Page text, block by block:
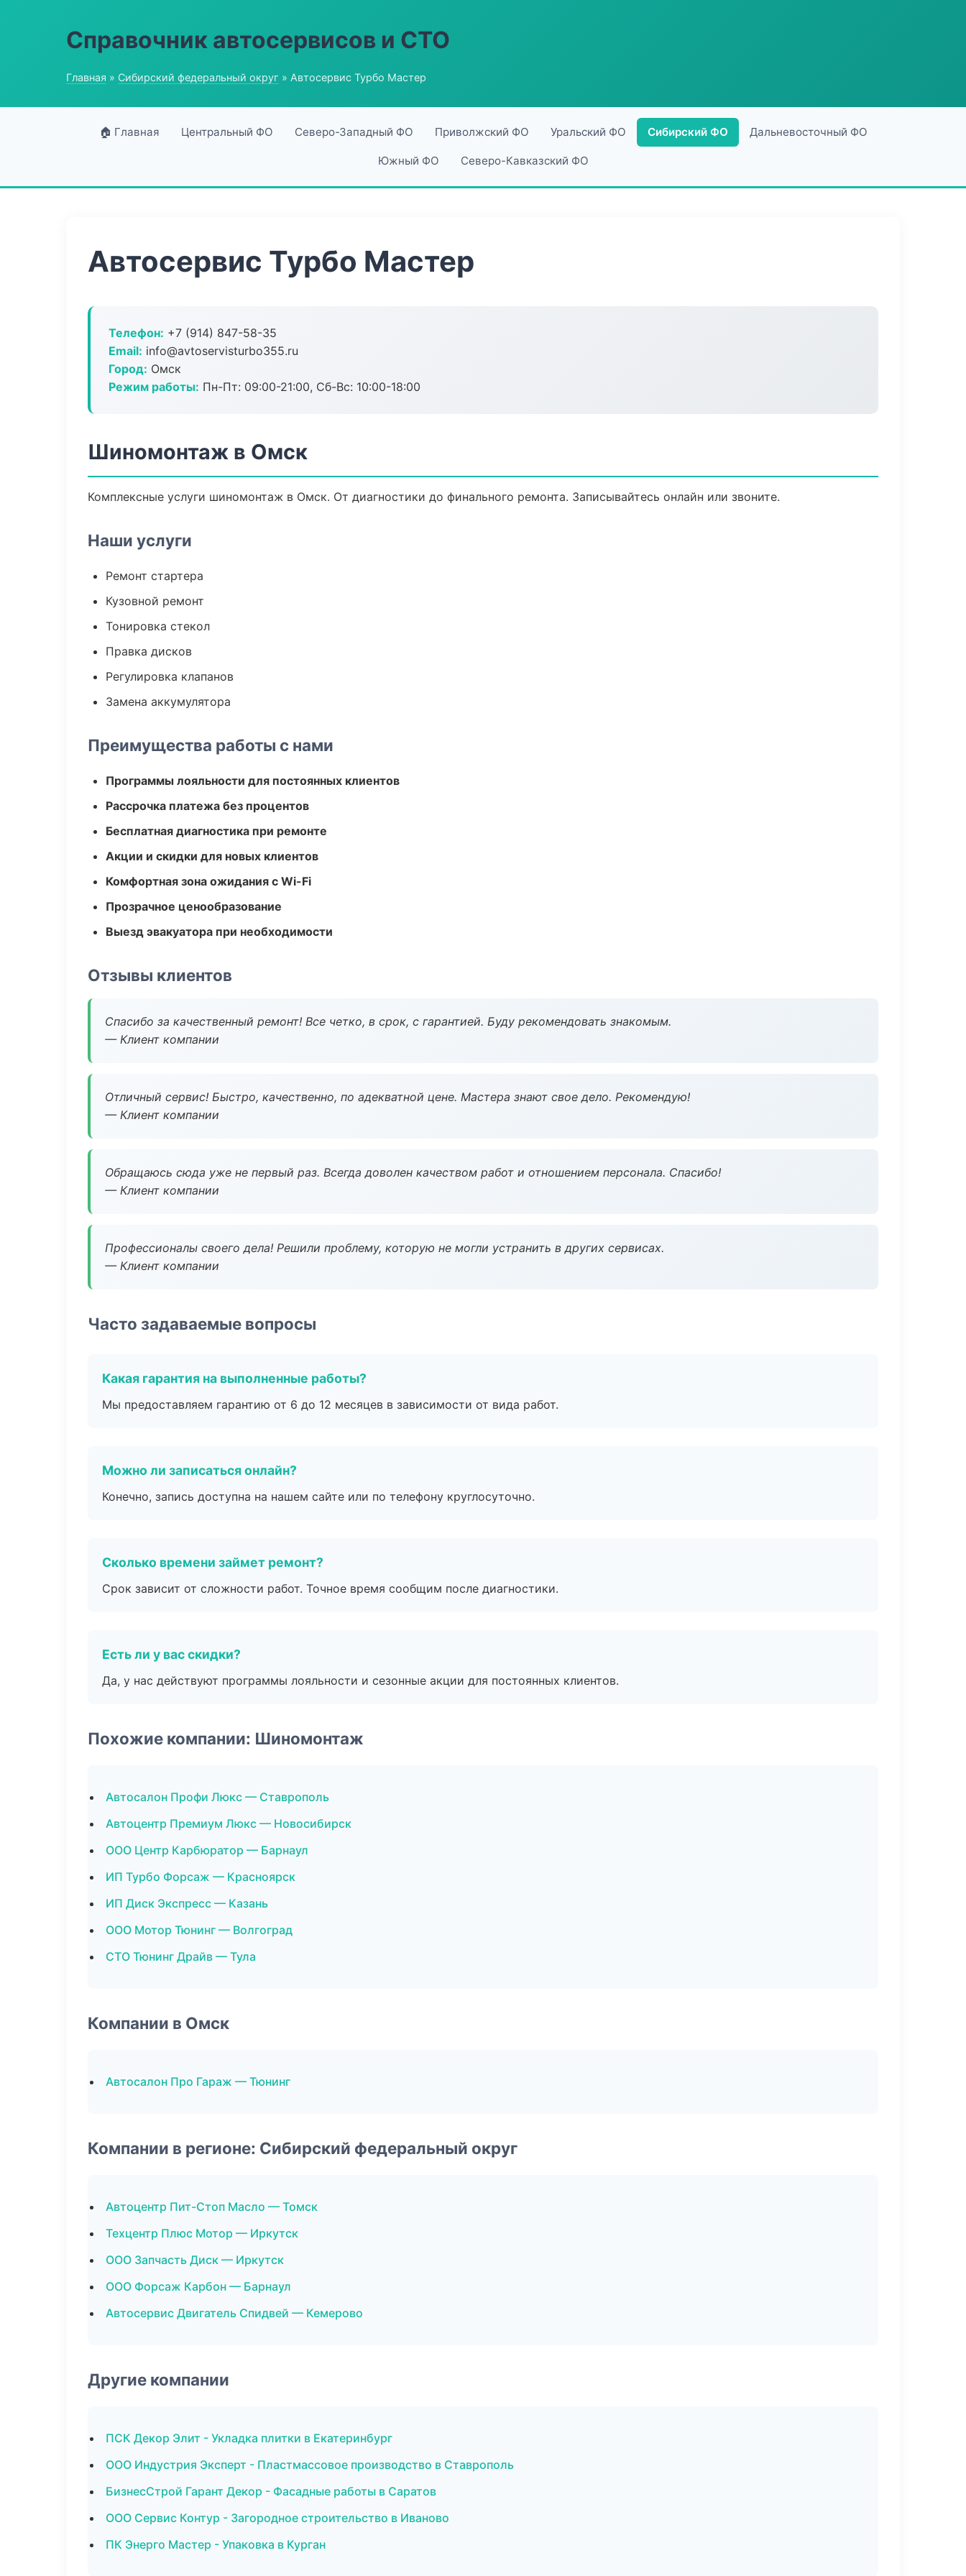
Справочник автосервисов и СТО
Главная » Сибирский федеральный округ » Автосервис Турбо Мастер
🏠 Главная Центральный ФО Северо-Западный ФО Приволжский ФО Уральский ФО Сибирский ФО Дальневосточный ФО
Южный ФО Северо-Кавказский ФО
Автосервис Турбо Мастер
Телефон: +7 (914) 847-58-35
Email: info@avtoservisturbo355.ru
Город: Омск
Режим работы: Пн-Пт: 09:00-21:00, Сб-Вс: 10:00-18:00
Шиномонтаж в Омск
Комплексные услуги шиномонтаж в Омск. От диагностики до финального ремонта. Записывайтесь онлайн или звоните.
Наши услуги
Ремонт стартера
Кузовной ремонт
Тонировка стекол
Правка дисков
Регулировка клапанов
Замена аккумулятора
Преимущества работы с нами
Программы лояльности для постоянных клиентов
Рассрочка платежа без процентов
Бесплатная диагностика при ремонте
Акции и скидки для новых клиентов
Комфортная зона ожидания с Wi-Fi
Прозрачное ценообразование
Выезд эвакуатора при необходимости
Отзывы клиентов
Спасибо за качественный ремонт! Все четко, в срок, с гарантией. Буду рекомендовать знакомым.
— Клиент компании
Отличный сервис! Быстро, качественно, по адекватной цене. Мастера знают свое дело. Рекомендую!
— Клиент компании
Обращаюсь сюда уже не первый раз. Всегда доволен качеством работ и отношением персонала. Спасибо!
— Клиент компании
Профессионалы своего дела! Решили проблему, которую не могли устранить в других сервисах.
— Клиент компании
Часто задаваемые вопросы
Какая гарантия на выполненные работы?
Мы предоставляем гарантию от 6 до 12 месяцев в зависимости от вида работ.
Можно ли записаться онлайн?
Конечно, запись доступна на нашем сайте или по телефону круглосуточно.
Сколько времени займет ремонт?
Срок зависит от сложности работ. Точное время сообщим после диагностики.
Есть ли у вас скидки?
Да, у нас действуют программы лояльности и сезонные акции для постоянных клиентов.
Похожие компании: Шиномонтаж
Автосалон Профи Люкс — Ставрополь
Автоцентр Премиум Люкс — Новосибирск
ООО Центр Карбюратор — Барнаул
ИП Турбо Форсаж — Красноярск
ИП Диск Экспресс — Казань
ООО Мотор Тюнинг — Волгоград
СТО Тюнинг Драйв — Тула
Компании в Омск
Автосалон Про Гараж — Тюнинг
Компании в регионе: Сибирский федеральный округ
Автоцентр Пит-Стоп Масло — Томск
Техцентр Плюс Мотор — Иркутск
ООО Запчасть Диск — Иркутск
ООО Форсаж Карбон — Барнаул
Автосервис Двигатель Спидвей — Кемерово
Другие компании
ПСК Декор Элит - Укладка плитки в Екатеринбург
ООО Индустрия Эксперт - Пластмассовое производство в Ставрополь
БизнесСтрой Гарант Декор - Фасадные работы в Саратов
ООО Сервис Контур - Загородное строительство в Иваново
ПК Энерго Мастер - Упаковка в Курган